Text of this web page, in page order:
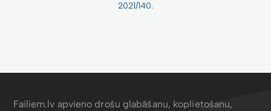
2021/140.
Failiem.lv apvieno drošu glabāšanu, koplietošanu,